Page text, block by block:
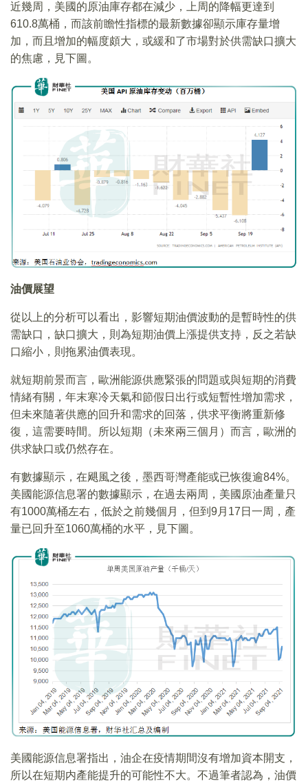
近幾周，美國的原油庫存都在減少，上周的降幅更達到
610.8萬桶，而該前瞻性指標的最新數據卻顯示庫存量增
加，而且增加的幅度頗大，或緩和了市場對於供需缺口擴大
的焦慮，見下圖。
油價展望
從以上的分析可以看出，影響短期油價波動的是暫時性的供
需缺口，缺口擴大，則為短期油價上漲提供支持，反之若缺
口縮小，則拖累油價表現。
就短期前景而言，歐洲能源供應緊張的問題或與短期的消費
情緒有關，年末寒冷天氣和節假日出行或短暫性增加需求，
但未來隨著供應的回升和需求的回落，供求平衡將重新修
復，這需要時間。所以短期（未來兩三個月）而言，歐洲的
供求缺口或仍然存在。
有數據顯示，在飓風之後，墨西哥灣產能或已恢復逾84%。
美國能源信息署的數據顯示，在過去兩周，美國原油產量只
有1000萬桶左右，低於之前幾個月，但到9月17日一周，產
量已回升至1060萬桶的水平，見下圖。
美國能源信息署指出，油企在疫情期間沒有增加資本開支，
所以在短期内產能提升的可能性不大。不過筆者認為，油價